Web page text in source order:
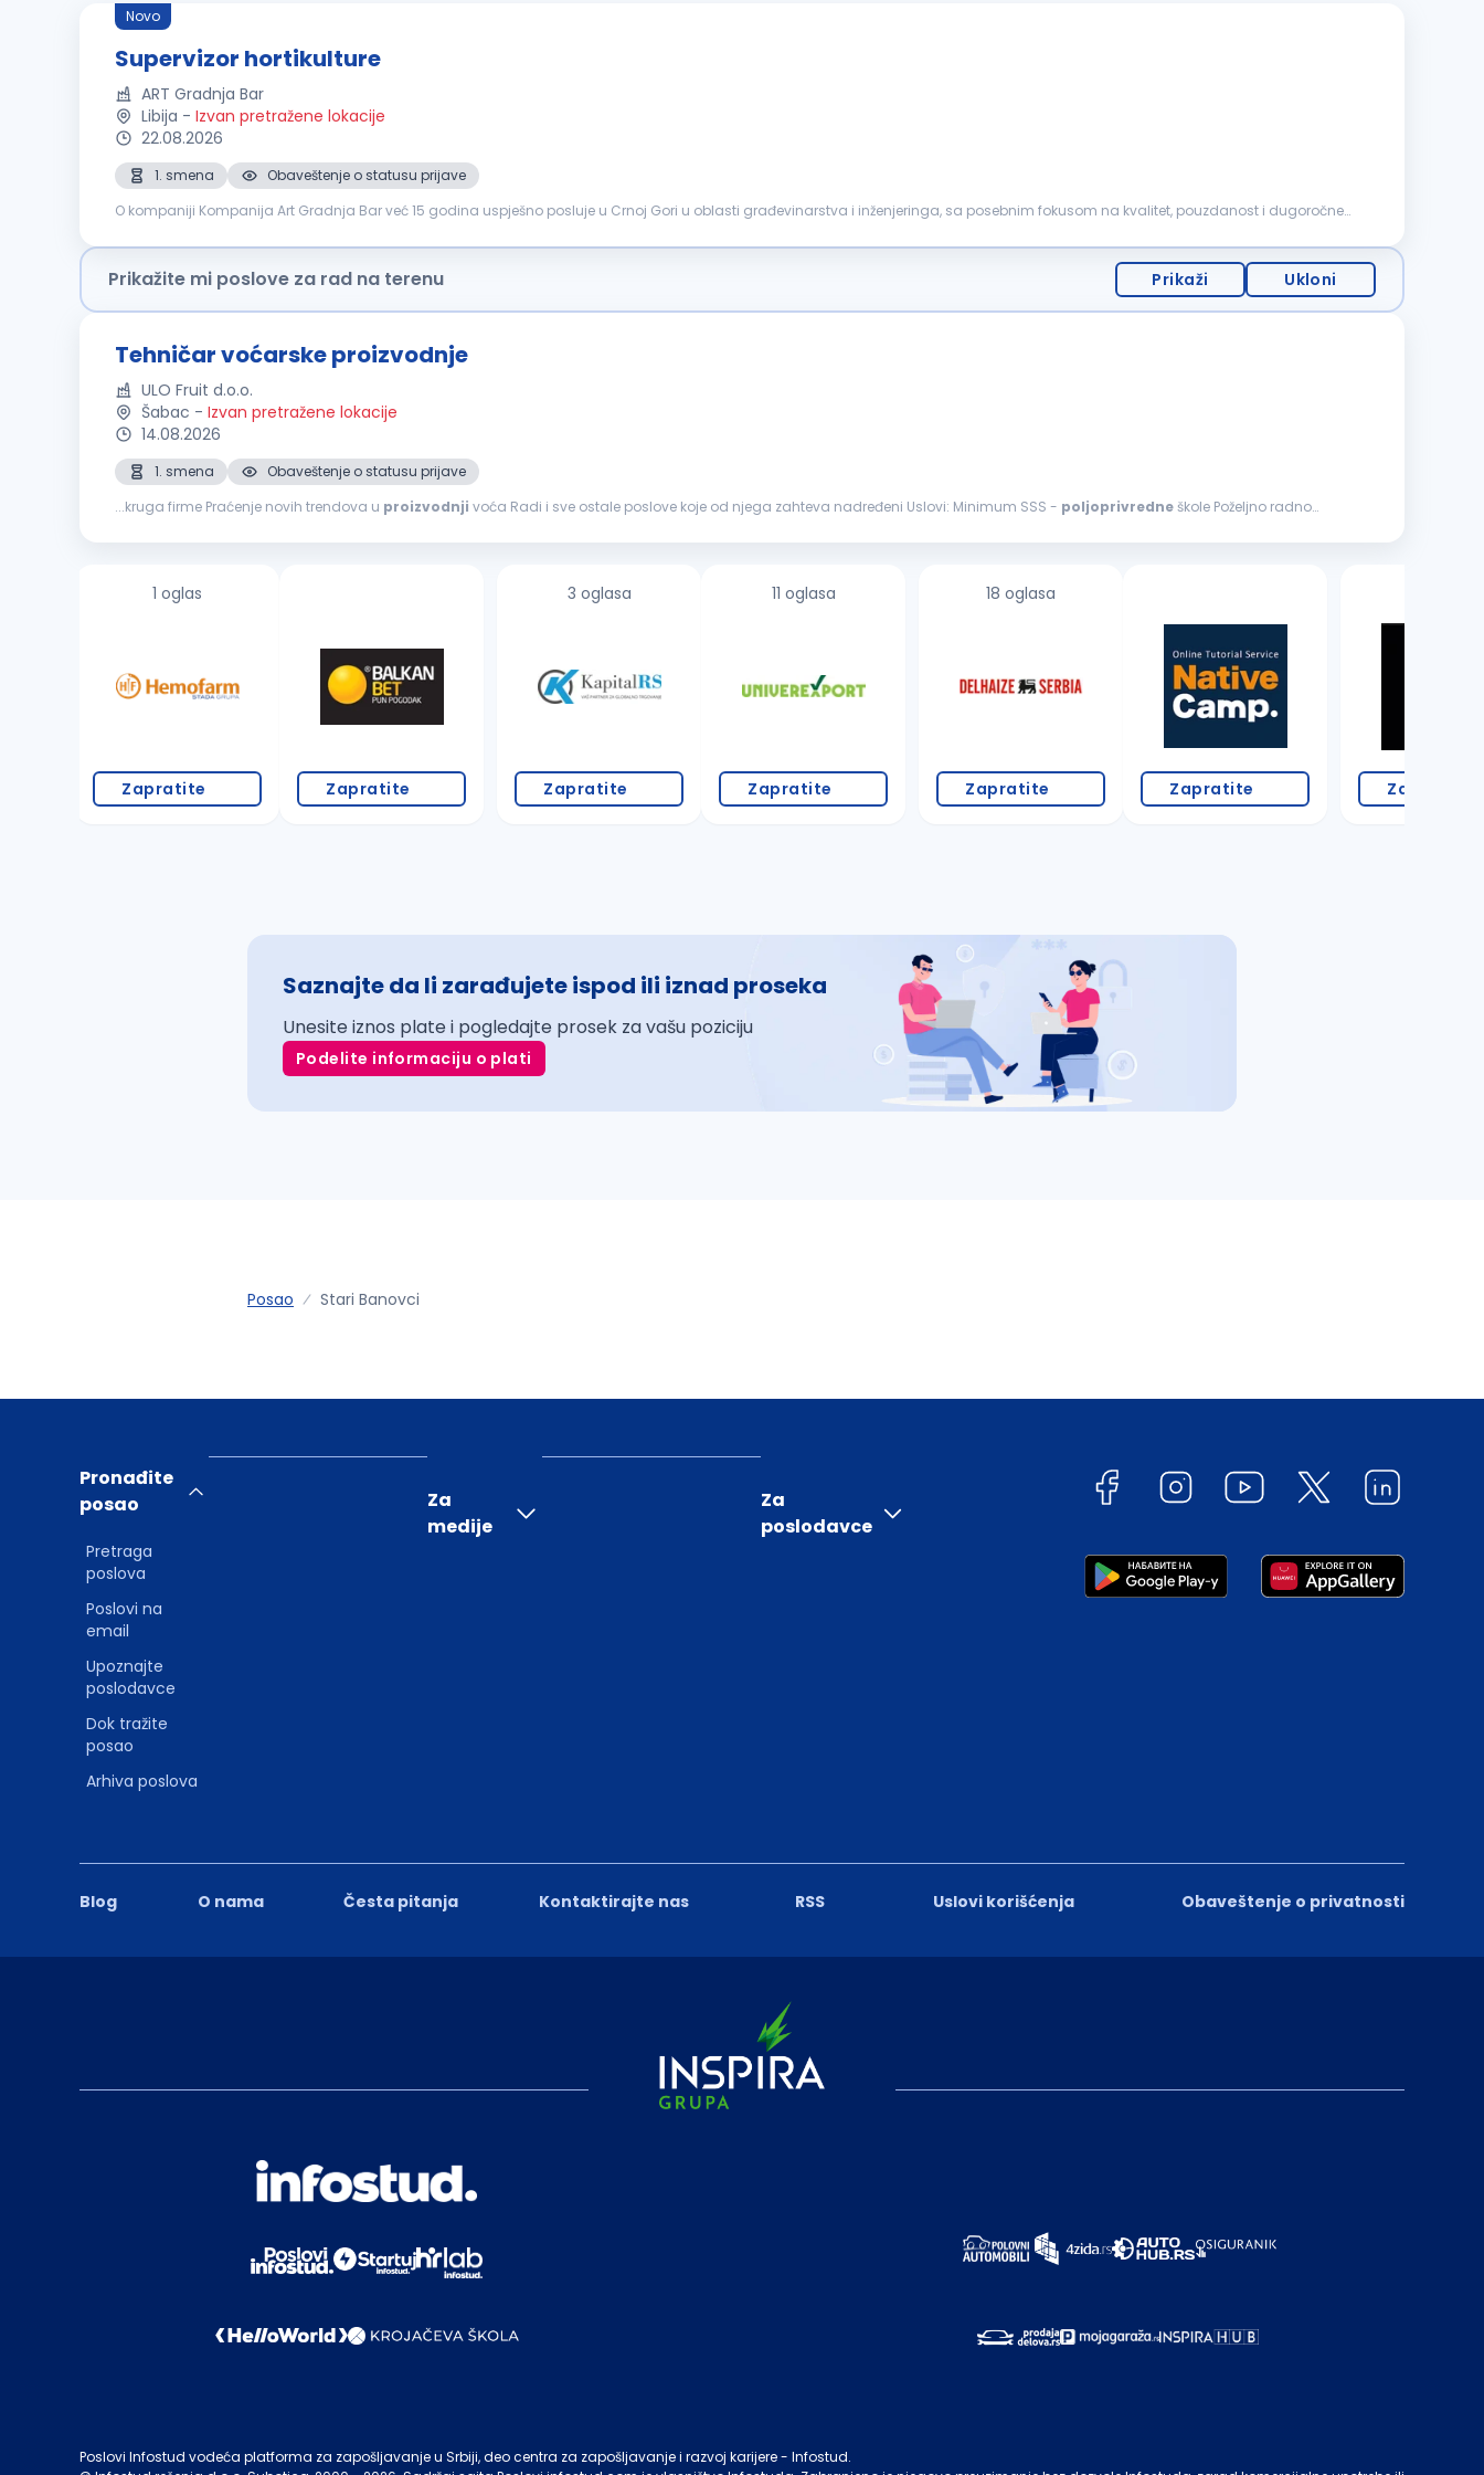
Novo
Supervizor hortikulture
ART Gradnja Bar
Libija - Izvan pretražene lokacije
22.08.2026
1. smena
Obaveštenje o statusu prijave
O kompaniji Kompanija Art Gradnja Bar već 15 godina uspješno posluje u Crnoj Gori u oblasti građevinarstva i inženjeringa, sa posebnim fokusom na kvalitet, pouzdanost i dugoročne
Prikažite mi poslove za rad na terenu Prikaži Ukloni
Tehničar voćarske proizvodnje
ULO Fruit d.o.o.
Šabac - Izvan pretražene lokacije
14.08.2026
1. smena
Obaveštenje o statusu prijave
...kruga firme Praćenje novih trendova u proizvodnji voća Radi i sve ostale poslove koje od njega zahteva nadređeni Uslovi: Minimum SSS - poljoprivredneškole Poželjno radno
1 oglas
Zapratite Zapratite
3 oglasa
Zapratite
11 oglasa
Zapratite
18 oglasa
Zapratite Zapratite Zapratite
Saznajte da li zarađujete ispod ili iznad proseka
Unesite iznos plate i pogledajte prosek za vašu poziciju
Podelite informaciju o plati
Posao Stari Banovci
Blog O nama Česta pitanja Kontaktirajte nas RSS Uslovi korišćenja Obaveštenje o privatnosti
Pronađite
posao
Pretraga
poslova
Poslovi na
email
Upoznajte
poslodavce
Dok tražite
posao
Arhiva poslova
Za
medije
Za
poslodavce
Poslovi Infostud vodeća platforma za zapošljavanje u Srbiji, deo centra za zapošljavanje i razvoj karijere - Infostud.